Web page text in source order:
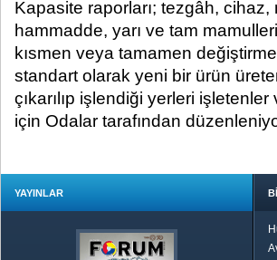
Kapasite raporları; tezgâh,
hammadde, yarı ve tam
kısmen veya tamamen
standart olarak yeni bir ürün
çıkarılıp işlendiği yerleri
için Odalar tarafından
YAYINLAR